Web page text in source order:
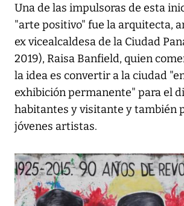
Una de las impulsoras de esta
"arte positivo" fue la arquitecta,
ex vicealcaldesa de la Ciudad
2019), Raisa Banfield, quien
la idea es convertir a la ciudad
exhibición permanente" para el
habitantes y visitante y también
jóvenes artistas.